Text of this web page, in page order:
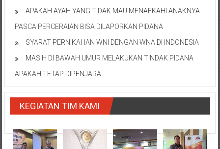
APAKAH AYAH YANG TIDAK MAU MENAFKAHI ANAKNYA
PASCA PERCERAIAN BISA DILAPORKAN PIDANA
SYARAT PERNIKAHAN WNI DENGAN WNA DI INDONESIA
MASIH DI BAWAH UMUR MELAKUKAN TINDAK PIDANA
APAKAH TETAP DIPENJARA
KEGIATAN TIM KAMI